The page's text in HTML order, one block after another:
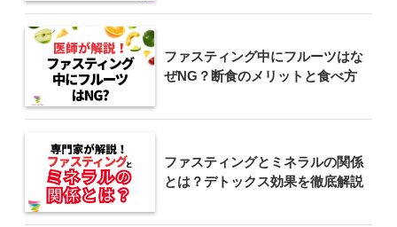
ファスティング中にフルーツはな
ぜNG？断食のメリットと食べ方
ファスティングとミネラルの関係
とは？デトックス効果を徹底解説